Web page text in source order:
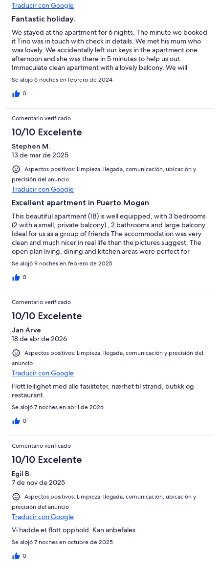
Traducir con Google
Fantastic holiday.
We stayed at the apartment for 6 nights. The minute we booked
it Tino was in touch with check in details. We met his mum who
was lovely. We accidentally left our keys in the apartment one
afternoon and she was there in 5 minutes to help us out.
Immaculate clean apartment with a lovely balcony. We will
definitely return. Thanks for having us!!
Se alojó 6 noches en febrero de 2024
0
Comentario verificado
10/10 Excelente
Stephen M.
13 de mar de 2025
Aspectos positivos: Limpieza, llegada, comunicación, ubicación y
precisión del anuncio
Traducir con Google
Excellent apartment in Puerto Mogan
This beautiful apartment (1B) is well equipped, with 3 bedrooms
(2 with a small, private balcony) , 2 bathrooms and large balcony.
Ideal for us as a group of friends.The accommodation was very
clean and much nicer in real life than the pictures suggest. The
open plan living, dining and kitchen areas were perfect for
relaxing after exploring all day.The apartment is in the best
location... Just a few steps across the bridge to get to the heart
of the resort. I even took advantage of having the barber's shop
Property manager,Tino ensured simple check in and check out.
Se alojó 9 noches en febrero de 2025
0
Comentario verificado
10/10 Excelente
Jan Arve
18 de abr de 2026
Aspectos positivos: Limpieza, llegada, comunicación y precisión del
anuncio
Traducir con Google
Flott leilighet med alle fasiliteter, nærhet til strand, butikk og
restaurant.
Se alojó 7 noches en abril de 2026
0
Comentario verificado
10/10 Excelente
Egil B.
7 de nov de 2025
Aspectos positivos: Limpieza, llegada, comunicación, ubicación y
precisión del anuncio
Traducir con Google
Vi hadde et flott opphold. Kan anbefales.
Se alojó 7 noches en octubre de 2025
0